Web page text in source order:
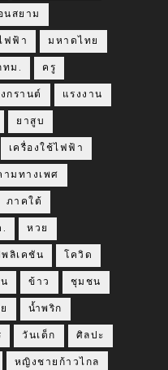
นสยาม
ฟฟ้า มหาดไทย
ทม. ครู
กรานต์ แรงงาน
ยาสูบ
เครื่องใช้ไฟฟ้า
ามทางเพศ
ภาคใต้
หวย
ลิเคชัน โควิด
ข้าว ชุมชน
น้ำพริก
วันเด็ก ศิลปะ
หญิงชายก้าวไกล